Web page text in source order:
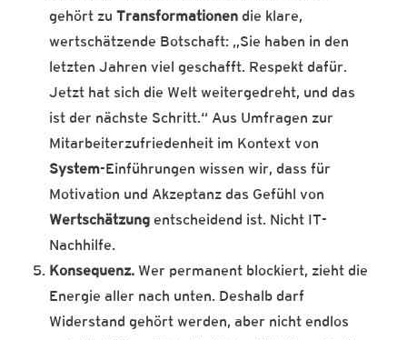
gehört zu Transformationen die klare,
wertschätzende Botschaft: „Sie haben in den
letzten Jahren viel geschafft. Respekt dafür.
Jetzt hat sich die Welt weitergedreht, und das
ist der nächste Schritt.“ Aus Umfragen zur
Mitarbeiterzufriedenheit im Kontext von
System-Einführungen wissen wir, dass für
Motivation und Akzeptanz das Gefühl von
Wertschätzung entscheidend ist. Nicht IT-
Nachhilfe.
Konsequenz. Wer permanent blockiert, zieht die
Energie aller nach unten. Deshalb darf
Widerstand gehört werden, aber nicht endlos